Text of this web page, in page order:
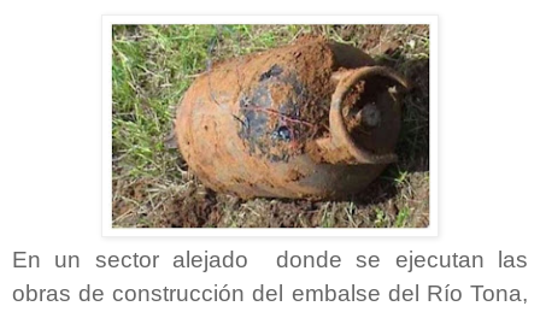
En un sector alejado donde se ejecutan las
obras de construcción del embalse del Río Tona,